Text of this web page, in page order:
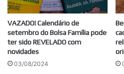
VAZADO! Calendário de
setembro do Bolsa Família pode
ter sido REVELADO com
novidades
03/08/2024